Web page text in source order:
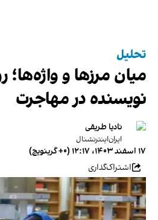
تحلیل
میان مرزها و واژه‌ها؛
نویسنده در مهاجرت
نادیا طریقی
ایران‌اینترنشنال
۱۷ اسفند ۱۴۰۳، ۱۲:۱۷ (‎+۰ گرینویچ)
اشتراک‌گذاری